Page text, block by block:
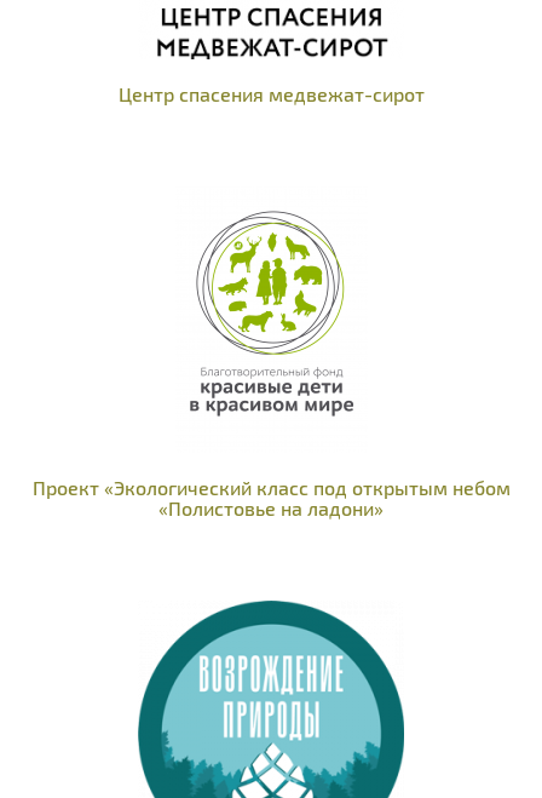
Центр спасения медвежат-сирот
Проект «Экологический класс под открытым небом
«Полистовье на ладони»